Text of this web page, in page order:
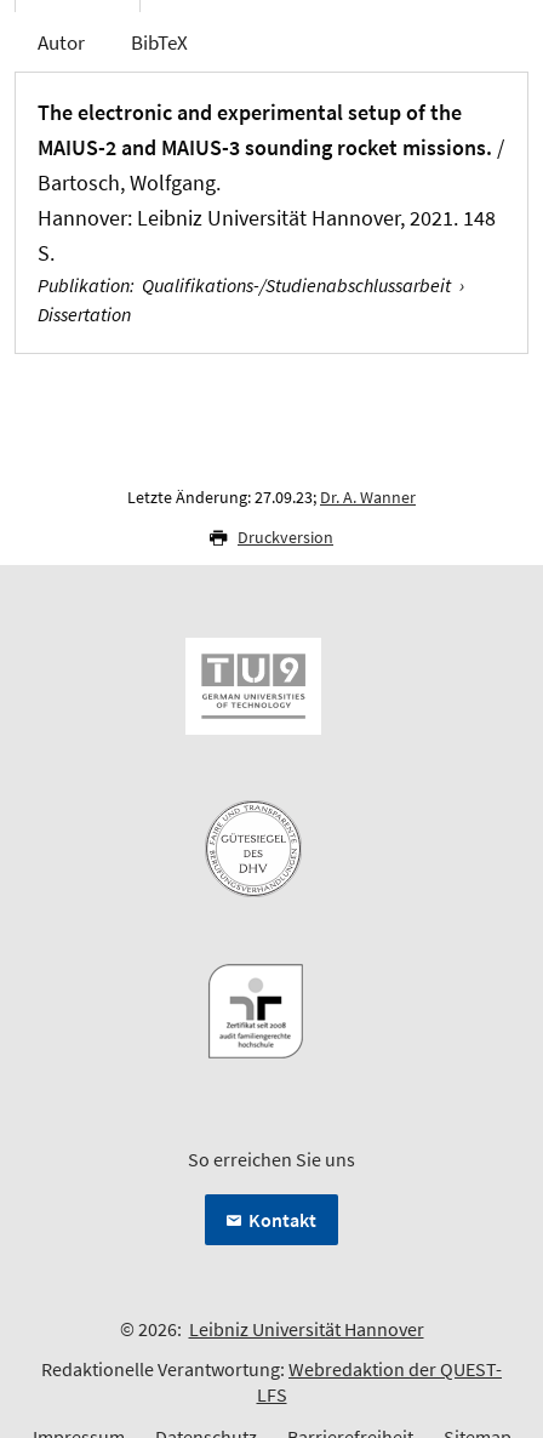
Autor BibTeX
The electronic and experimental setup of the
MAIUS-2 and MAIUS-3 sounding rocket missions. /
Bartosch, Wolfgang.
Hannover: Leibniz Universität Hannover, 2021. 148
S.
Publikation: Qualifikations-/Studienabschlussarbeit ›
Dissertation
Letzte Änderung: 27.09.23; Dr. A. Wanner
Druckversion
So erreichen Sie uns
Kontakt
© 2026: Leibniz Universität Hannover
Redaktionelle Verantwortung: Webredaktion der QUEST-
LFS